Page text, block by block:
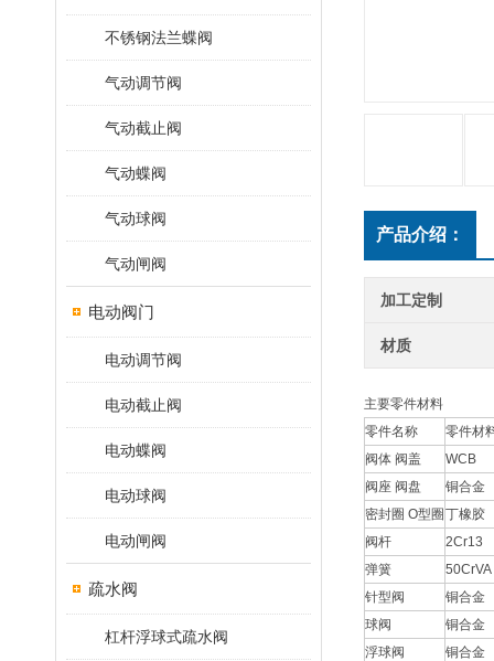
不锈钢法兰蝶阀
气动调节阀
气动截止阀
气动蝶阀
气动球阀
气动闸阀
电动阀门
电动调节阀
电动截止阀
电动蝶阀
电动球阀
电动闸阀
疏水阀
杠杆浮球式疏水阀
产品介绍：
加工定制
材质
主要零件材料
零件名称
零件材
阀体 阀盖
WCB
阀座 阀盘
铜合金
密封圈 O型圈 丁橡胶
阀杆
2Cr13
弹簧
50CrVA
针型阀
铜合金
球阀
铜合金
浮球阀
铜合金